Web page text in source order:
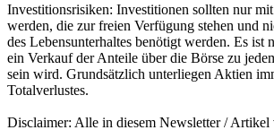
Investitionsrisiken: Investitionen sollten nur
werden, die zur freien Verfügung stehen und
des Lebensunterhaltes benötigt werden. Es ist
ein Verkauf der Anteile über die Börse zu
sein wird. Grundsätzlich unterliegen Aktien
Totalverlustes.
Disclaimer: Alle in diesem Newsletter / Artikel